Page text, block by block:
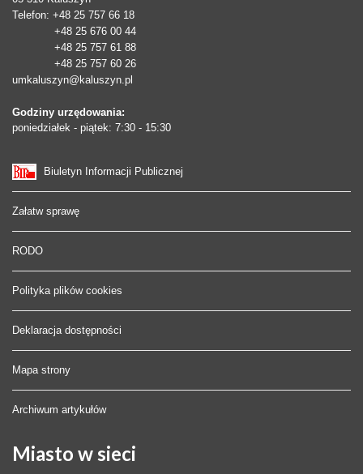
Telefon: +48 25 757 66 18
+48 25 676 00 44
+48 25 757 61 88
+48 25 757 60 26
umkaluszyn@kaluszyn.pl
Godziny urzędowania:
poniedziałek - piątek: 7:30 - 15:30
Biuletyn Informacji Publicznej
Załatw sprawę
RODO
Polityka plików cookies
Deklaracja dostępności
Mapa strony
Archiwum artykułów
Miasto w sieci